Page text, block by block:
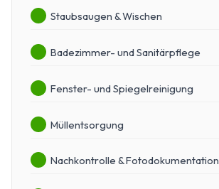
Staubsaugen & Wischen
Badezimmer- und Sanitärpflege
Fenster- und Spiegelreinigung
Müllentsorgung
Nachkontrolle & Fotodokumentation